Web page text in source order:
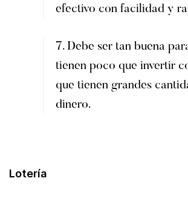
efectivo con facilidad y
7. Debe ser tan buena
tienen poco que invertir
que tienen grandes
dinero.
Lotería